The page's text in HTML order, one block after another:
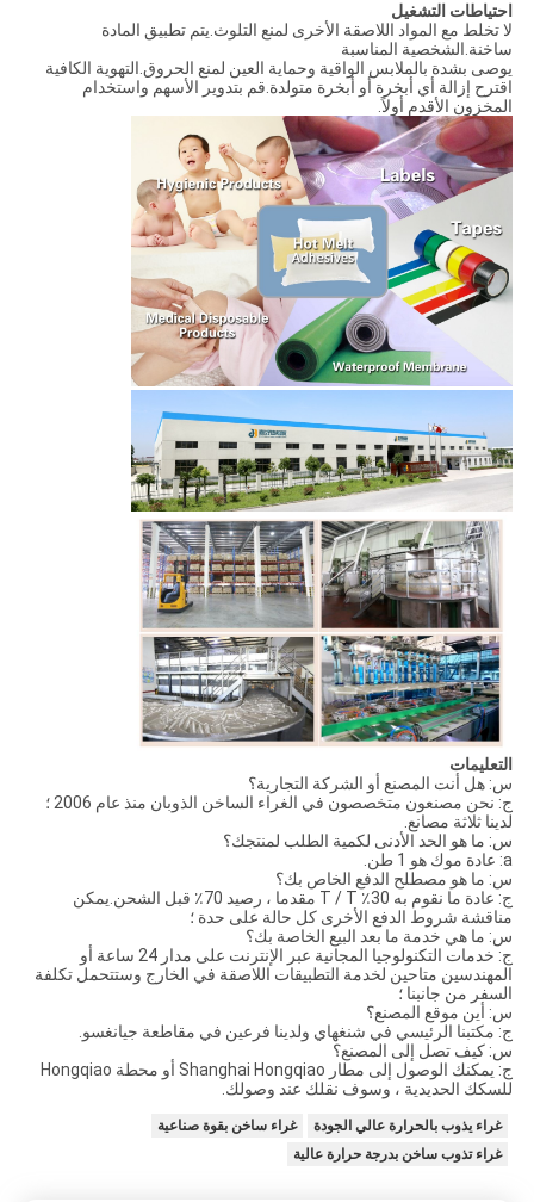
احتياطات التشغيل
لا تخلط مع المواد اللاصقة الأخرى لمنع التلوث.يتم تطبيق المادة
ساخنة.الشخصية المناسبة
يوصى بشدة بالملابس الواقية وحماية العين لمنع الحروق.التهوية الكافية
اقترح إزالة أي أبخرة أو أبخرة متولدة.قم بتدوير الأسهم واستخدام
المخزون الأقدم أولاً.
التعليمات
س: هل أنت المصنع أو الشركة التجارية؟
ج: نحن مصنعون متخصصون في الغراء الساخن الذوبان منذ عام 2006 ؛
لدينا ثلاثة مصانع.
س: ما هو الحد الأدنى لكمية الطلب لمنتجك؟
a: عادة موك هو 1 طن.
س: ما هو مصطلح الدفع الخاص بك؟
ج: عادة ما نقوم به 30٪ T / T مقدما ، رصيد 70٪ قبل الشحن.يمكن
مناقشة شروط الدفع الأخرى كل حالة على حدة ؛
س: ما هي خدمة ما بعد البيع الخاصة بك؟
ج: خدمات التكنولوجيا المجانية عبر الإنترنت على مدار 24 ساعة أو
المهندسين متاحين لخدمة التطبيقات اللاصقة في الخارج وستتحمل تكلفة
السفر من جانبنا ؛
س: أين موقع المصنع؟
ج: مكتبنا الرئيسي في شنغهاي ولدينا فرعين في مقاطعة جيانغسو.
س: كيف تصل إلى المصنع؟
ج: يمكنك الوصول إلى مطار Shanghai Hongqiao أو محطة Hongqiao
للسكك الحديدية ، وسوف نقلك عند وصولك.
غراء يذوب بالحرارة عالي الجودة
غراء ساخن بقوة صناعية
غراء تذوب ساخن بدرجة حرارة عالية